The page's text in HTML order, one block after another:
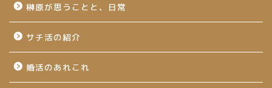
榊原が思うことと、日常
サチ活の紹介
婚活のあれこれ